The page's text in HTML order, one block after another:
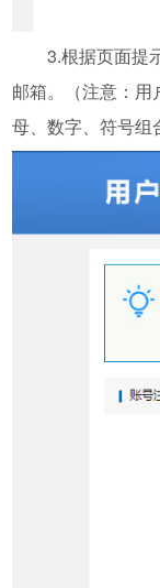
3.根据页面提
邮箱。（注意：
母、数字、符号组